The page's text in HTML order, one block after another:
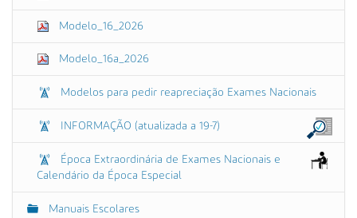
Modelo_16_2026
Modelo_16a_2026
Modelos para pedir reapreciação Exames Nacionais
INFORMAÇÃO (atualizada a 19-7)
Época Extraordinária de Exames Nacionais e
Calendário da Época Especial
Manuais Escolares